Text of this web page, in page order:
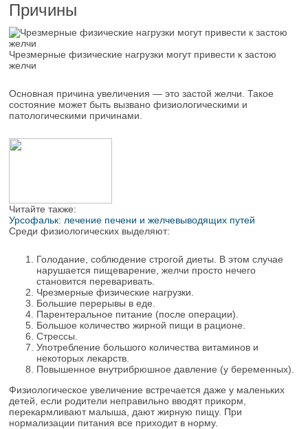
Причины
Чрезмерные физические нагрузки могут привести к застою
желчи
Основная причина увеличения — это застой желчи. Такое
состояние может быть вызвано физиологическими и
патологическими причинами.
Читайте также:
Урсофальк: лечение печени и желчевыводящих путей
Среди физиологических выделяют:
Голодание, соблюдение строгой диеты. В этом случае
нарушается пищеварение, желчи просто нечего
становится переваривать.
Чрезмерные физические нагрузки.
Большие перерывы в еде.
Парентеральное питание (после операции).
Большое количество жирной пищи в рационе.
Стрессы.
Употребление большого количества витаминов и
некоторых лекарств.
Повышенное внутрибрюшное давление (у беременных).
Физиологическое увеличение встречается даже у маленьких
детей, если родители неправильно вводят прикорм,
перекармливают малыша, дают жирную пищу. При
нормализации питания все приходит в норму.